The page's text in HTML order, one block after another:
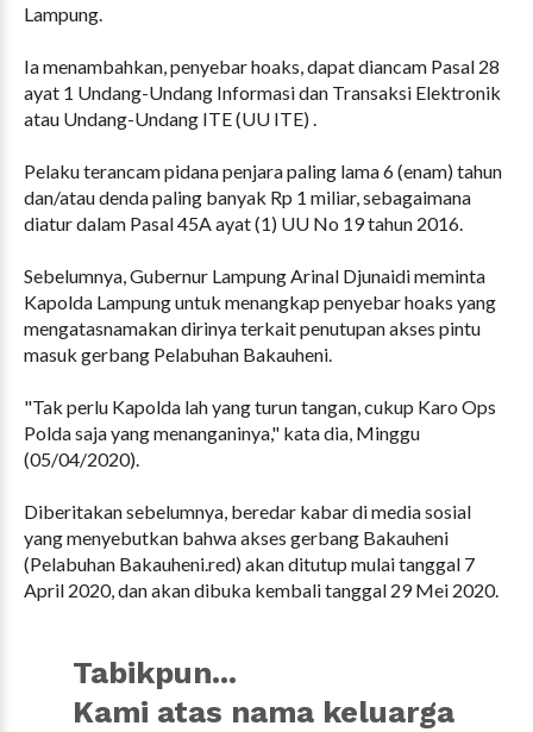
Lampung.
Ia menambahkan, penyebar hoaks, dapat diancam Pasal 28
ayat 1 Undang-Undang Informasi dan Transaksi Elektronik
atau Undang-Undang ITE (UU ITE) .
Pelaku terancam pidana penjara paling lama 6 (enam) tahun
dan/atau denda paling banyak Rp 1 miliar, sebagaimana
diatur dalam Pasal 45A ayat (1) UU No 19 tahun 2016.
Sebelumnya, Gubernur Lampung Arinal Djunaidi meminta
Kapolda Lampung untuk menangkap penyebar hoaks yang
mengatasnamakan dirinya terkait penutupan akses pintu
masuk gerbang Pelabuhan Bakauheni.
"Tak perlu Kapolda lah yang turun tangan, cukup Karo Ops
Polda saja yang menanganinya," kata dia, Minggu
(05/04/2020).
Diberitakan sebelumnya, beredar kabar di media sosial
yang menyebutkan bahwa akses gerbang Bakauheni
(Pelabuhan Bakauheni.red) akan ditutup mulai tanggal 7
April 2020, dan akan dibuka kembali tanggal 29 Mei 2020.
Tabikpun...
Kami atas nama keluarga